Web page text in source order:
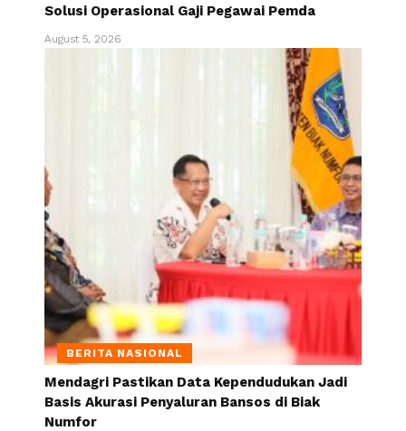
Solusi Operasional Gaji Pegawai Pemda
August 5, 2026
BERITA NASIONAL
Mendagri Pastikan Data Kependudukan Jadi
Basis Akurasi Penyaluran Bansos di Biak
Numfor